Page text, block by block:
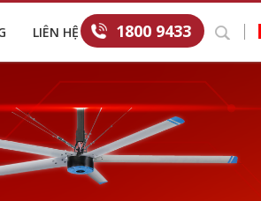
LIÊN HỆ 1800 9433